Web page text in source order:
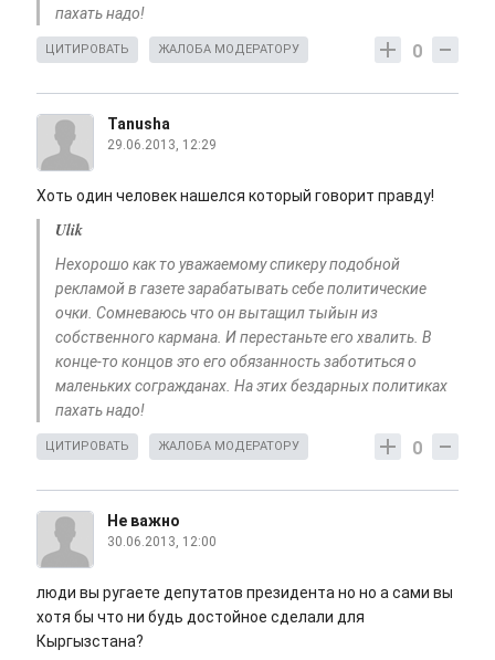
пахать надо!
0
ЦИТИРОВАТЬ ЖАЛОБА МОДЕРАТОРУ
Tanusha
29.06.2013, 12:29
Хоть один человек нашелся который говорит правду!
Ulik
Нехорошо как то уважаемому спикеру подобной
рекламой в газете зарабатывать себе политические
очки. Сомневаюсь что он вытащил тыйын из
собственного кармана. И перестаньте его хвалить. В
конце-то концов это его обязанность заботиться о
маленьких согражданах. На этих бездарных политиках
пахать надо!
0
ЦИТИРОВАТЬ ЖАЛОБА МОДЕРАТОРУ
Не важно
30.06.2013, 12:00
люди вы ругаете депутатов президента но но а сами вы
хотя бы что ни будь достойное сделали для
Кыргызстана?